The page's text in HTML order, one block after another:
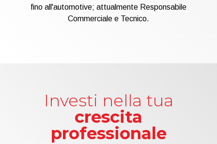
fino all'automotive; attualmente Responsabile
Commerciale e Tecnico.
Investi nella tua
crescita
professionale